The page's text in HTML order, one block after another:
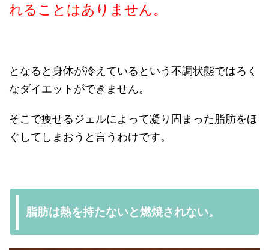
れることはありません。
となると身体が冷えているという不調状態ではろく
なダイエットができません。
そこで痩せるジェルによって凝り固まった脂肪をほ
ぐしてしまおうと言うわけです。
脂肪は熱を持たないと燃焼されない。